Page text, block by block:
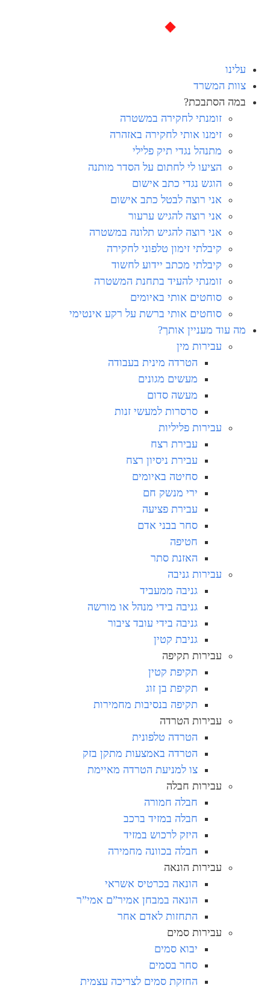
עלינו
צוות המשרד
במה הסתבכת?
זומנתי לחקירה במשטרה
זימנו אותי לחקירה באזהרה
מתנהל נגדי תיק פלילי
הציעו לי לחתום על הסדר מותנה
הוגש נגדי כתב אישום
אני רוצה לבטל כתב אישום
אני רוצה להגיש ערעור
אני רוצה להגיש תלונה במשטרה
קיבלתי זימון טלפוני לחקירה
קיבלתי מכתב יידוע לחשוד
זומנתי להעיד בתחנת המשטרה
סוחטים אותי באיומים
סוחטים אותי ברשת על רקע אינטימי
מה עוד מעניין אותך?
עבירות מין
הטרדה מינית בעבודה
מעשים מגונים
מעשה סדום
סרסרות למעשי זנות
עבירות פליליות
עבירת רצח
עבירת ניסיון רצח
סחיטה באיומים
ירי מנשק חם
עבירת פציעה
סחר בבני אדם
חטיפה
האזנת סתר
עבירות גניבה
גניבה ממעביד
גניבה בידי מנהל או מורשה
גניבה בידי עובד ציבור
גניבת קטין
עבירות תקיפה
תקיפת קטין
תקיפת בן זוג
תקיפה בנסיבות מחמירות
עבירות הטרדה
הטרדה טלפונית
הטרדה באמצעות מתקן בזק
צו למניעת הטרדה מאיימת
עבירות חבלה
חבלה חמורה
חבלה במזיד ברכב
היזק לרכוש במזיד
חבלה בכוונה מחמירה
עבירות הונאה
הונאה בכרטיס אשראי
הונאה במבחן אמיר”ם אמי”ר
התחזות לאדם אחר
עבירות סמים
יבוא סמים
סחר בסמים
החזקת סמים לצריכה עצמית